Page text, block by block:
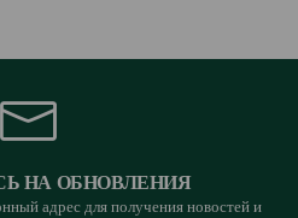
НА ОБНОВЛЕНИЯ
адрес для получения новостей и